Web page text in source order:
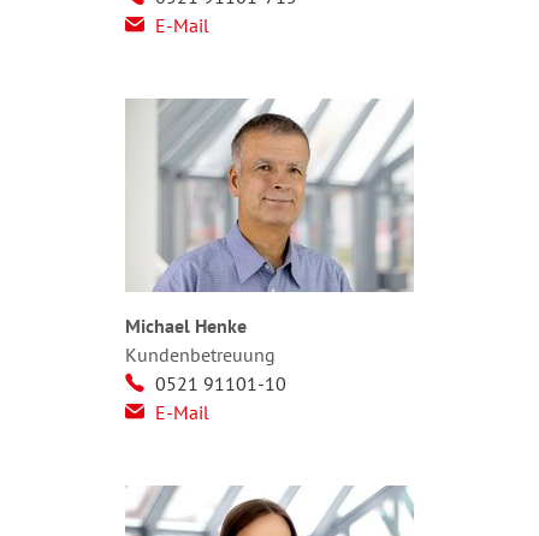
E-Mail
Michael Henke
Kundenbetreuung
0521 91101-10
E-Mail